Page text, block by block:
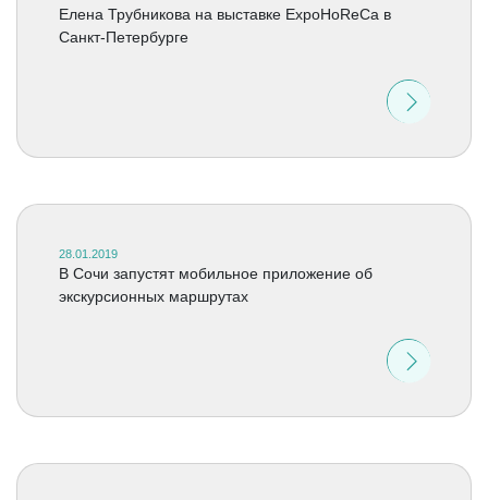
Елена Трубникова на выставке ExpoHoReCa в
Санкт-Петербурге
28.01.2019
В Сочи запустят мобильное приложение об
экскурсионных маршрутах